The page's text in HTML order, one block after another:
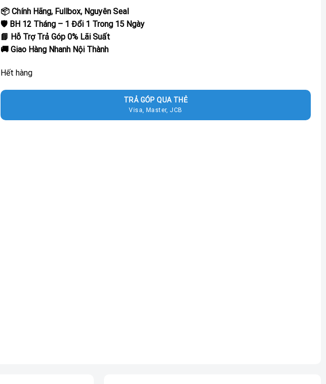
📦 Chính Hãng, Fullbox, Nguyên Seal
🛡️ BH 12 Tháng – 1 Đổi 1 Trong 15 Ngày
📘 Hỗ Trợ Trả Góp 0% Lãi Suất
🚚 Giao Hàng Nhanh Nội Thành
Hết hàng
TRẢ GÓP QUA THẺ
Visa, Master, JCB